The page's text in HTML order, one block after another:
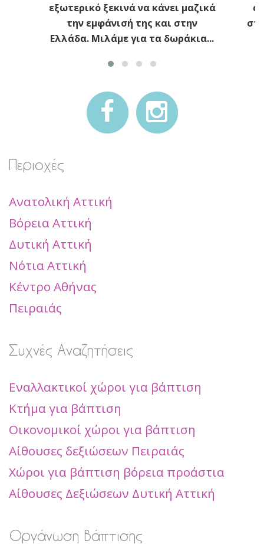
εξωτερικό ξεκινά να κάνει μαζικά
την εμφάνισή της και στην
Ελλάδα. Μιλάμε για τα δωράκια...
Περιοχές
Ανατολική Αττική
Βόρεια Αττική
Δυτική Αττική
Νότια Αττική
Κέντρο Αθήνας
Πειραιάς
Συχνές Αναζητήσεις
Εναλλακτικοί χώροι για βάπτιση
Κτήμα για βάπτιση
Οικονομικοί χώροι για βάπτιση
Αίθουσες δεξιώσεων Πειραιάς
Χώροι για βάπτιση βόρεια προάστια
Αίθουσες Δεξιώσεων Δυτική Αττική
Οργάνωση Βάπτισης